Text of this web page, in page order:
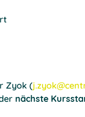
Zyok (
nächste